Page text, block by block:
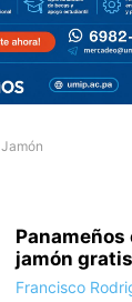
Jamón
jamón gratis
Francisco